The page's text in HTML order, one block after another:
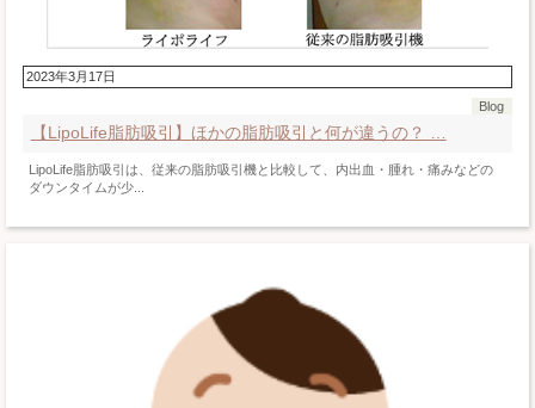
2023年3月17日
Blog
【LipoLife脂肪吸引】ほかの脂肪吸引と何が違うの？ …
LipoLife脂肪吸引は、従来の脂肪吸引機と比較して、内出血・腫れ・痛みなどの
ダウンタイムが少...